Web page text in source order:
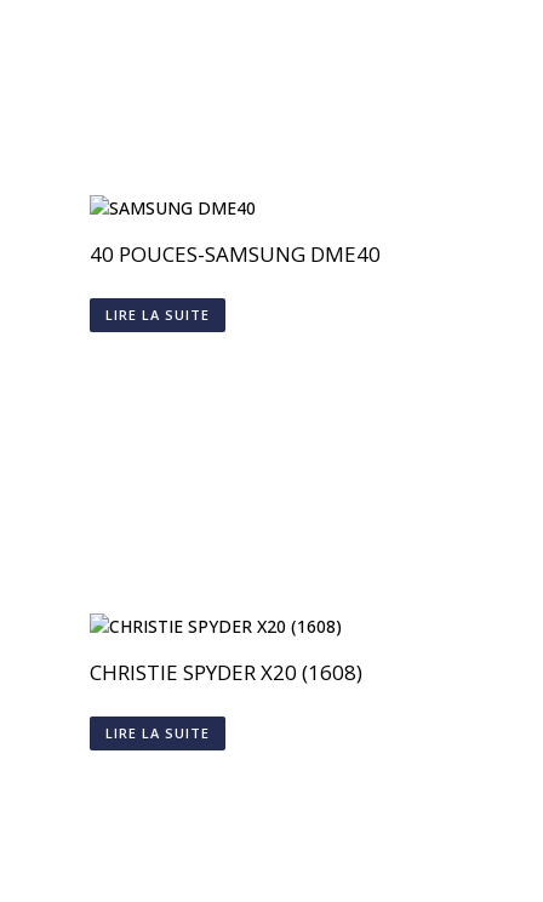
40 POUCES-SAMSUNG DME40
LIRE LA SUITE
CHRISTIE SPYDER X20 (1608)
LIRE LA SUITE